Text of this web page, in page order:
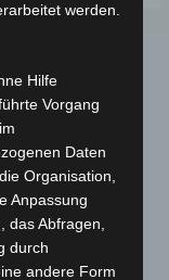
werden.
Hilfe
Vorgang
Daten
Organisation,
Anpassung
das Abfragen,
durch
andere Form